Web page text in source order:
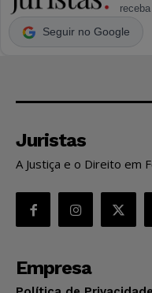
Seguir no Google
Juristas
A Justiça e o Direito em
Empresa